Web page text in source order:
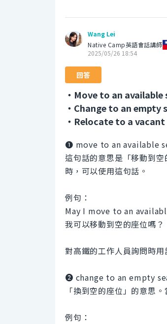
Wang Lei
Native Camp英語會話講師
2025/05/26 18:54
回答
・Move to an available
・Change to an empty
・Relocate to a
❶ move to an available
這句話的意思是「移動到
時，可以使用這句話。
例句：
May I move to an
我可以移動到空的座位嗎？
對高鐵的工作人員詢問時
❷ change to an empty
「換到空的座位」的意思
例句：